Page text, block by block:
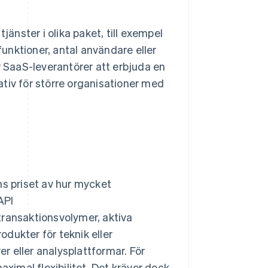
i olika paket, till exempel
antal användare eller
leverantörer att erbjuda en
för större organisationer med
priset av hur mycket
aktiva
för teknik eller
eller analysplattformar. För